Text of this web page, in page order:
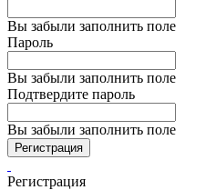
Вы забыли заполнить поле
Пароль
Вы забыли заполнить поле
Подтвердите пароль
Вы забыли заполнить поле
Регистрация
Регистрация